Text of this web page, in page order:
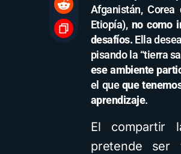
Afganistán, Corea
Etiopía), no como
desafíos. Ella
pisando la “tierra
ese ambiente
el queque
aprendizaje.
El compartir
pretende